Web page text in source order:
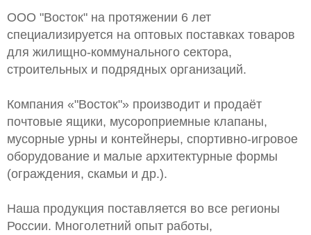
ООО "Восток" на протяжении 6 лет
специализируется на оптовых поставках товаров
для жилищно-коммунального сектора,
строительных и подрядных организаций.
Компания «"Восток"» производит и продаёт
почтовые ящики, мусороприемные клапаны,
мусорные урны и контейнеры, спортивно-игровое
оборудование и малые архитектурные формы
(ограждения, скамьи и др.).
Наша продукция поставляется во все регионы
России. Многолетний опыт работы,